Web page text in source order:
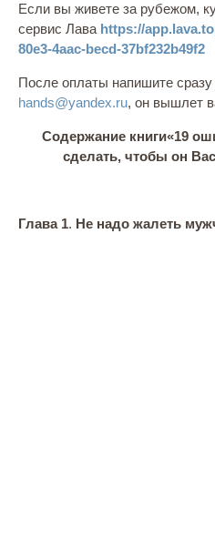
Если вы живете за рубежом,
сервис Лава https://
80e3-4aac-becd-37bf232b49f2
После оплаты напишите
hands@yandex.ru, он вышлет
Содержание книги«19
сделать, чтобы он
Глава 1. Не надо жалеть